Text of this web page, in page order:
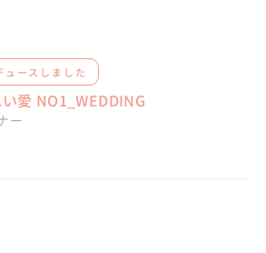
ュースしました
愛 NO1_WEDDING
ー